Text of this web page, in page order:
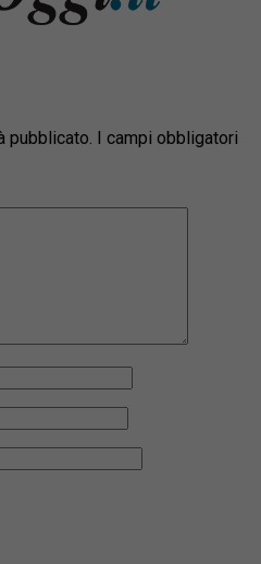
pubblicato.
I campi obbligatori